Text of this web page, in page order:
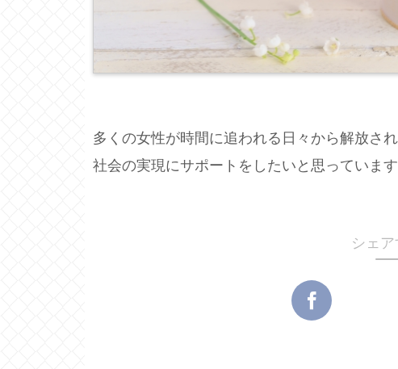
多くの女性が時間に追われる日々から解放さ
社会の実現にサポートをしたいと思っています
シェア